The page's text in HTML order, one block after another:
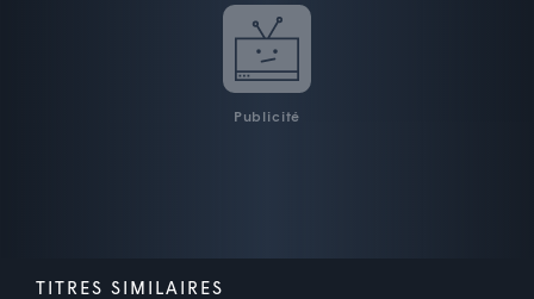
Publicité
TITRES SIMILAIRES